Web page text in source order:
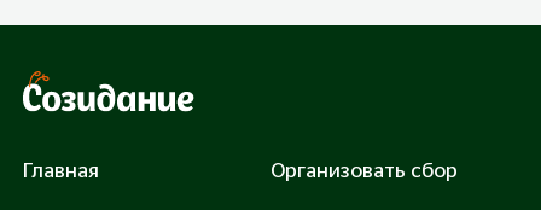
Главная Организовать сбор